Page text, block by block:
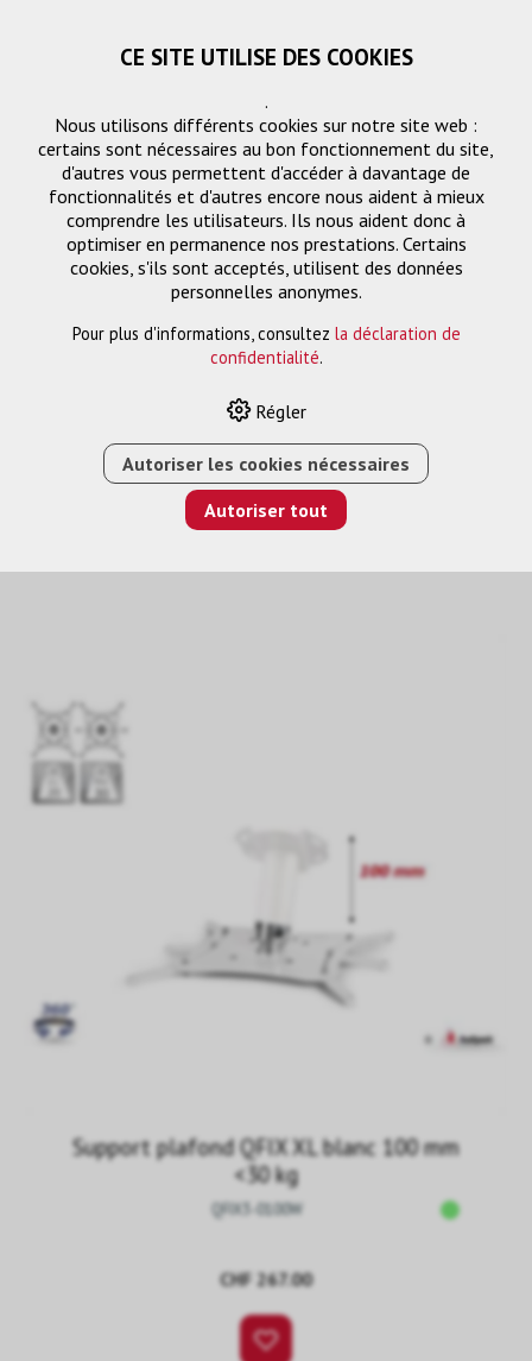
Support de projecteur Filtre
E-SHOP › SOLUTION DE MONTAGE › SUPPORT DE
Support plafond QFIX XL blanc 100 mm
<30 kg
QFIX3-0100W
CHF 267.00
CE SITE UTILISE DES COOKIES
.
Nous utilisons différents cookies sur notre site web :
certains sont nécessaires au bon fonctionnement du site,
d'autres vous permettent d'accéder à davantage de
fonctionnalités et d'autres encore nous aident à mieux
comprendre les utilisateurs. Ils nous aident donc à
optimiser en permanence nos prestations. Certains
cookies, s'ils sont acceptés, utilisent des données
personnelles anonymes.
Pour plus d'informations, consultez la déclaration de
confidentialité.
Régler
Autoriser les cookies nécessaires
Autoriser tout